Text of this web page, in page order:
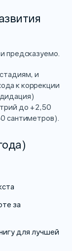
предсказуемо.
и
к коррекции
до +2,50
сантиметров).
за
для лучшей